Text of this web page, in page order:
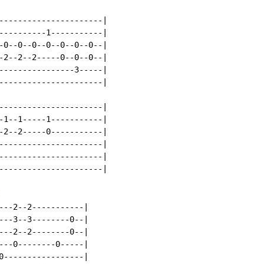
|
1-----------|
0--0--0--0--0--0--|
2--2-----0--0--0--|
3-----|
|
|
1-----1-----------|
2-----0-----------|
|
|
|
2--2-----------|
3--3--------0--|
2--2--------0--|
0--------0-----|
|